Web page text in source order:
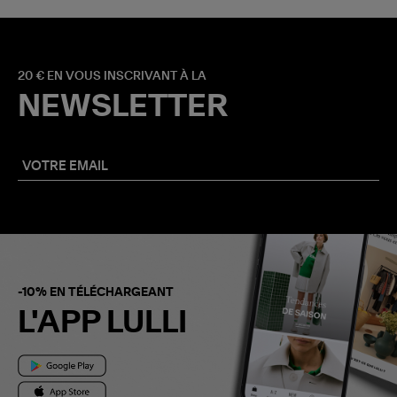
20 € EN VOUS INSCRIVANT À LA
NEWSLETTER
-10% EN TÉLÉCHARGEANT
L'APP LULLI